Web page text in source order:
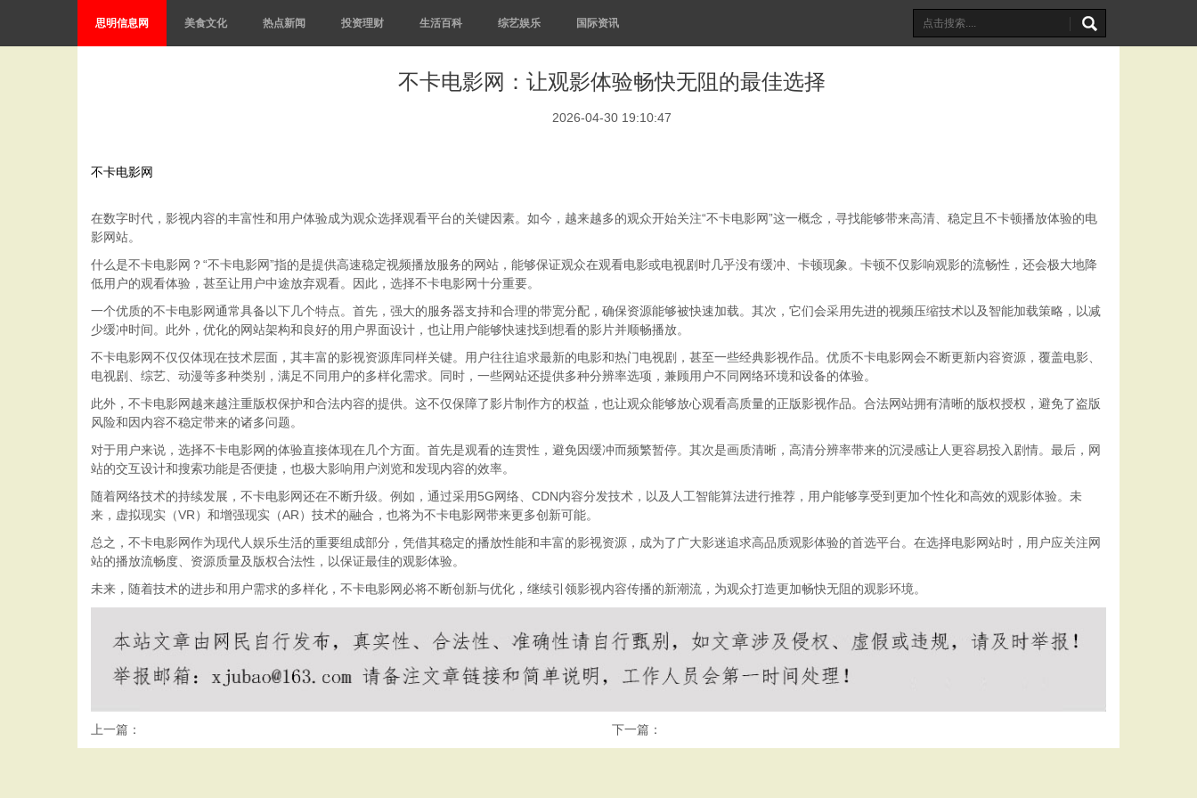
思明信息网 美食文化 热点新闻 投资理财 生活百科 综艺娱乐 国际资讯
不卡电影网：让观影体验畅快无阻的最佳选择
2026-04-30 19:10:47
不卡电影网
在数字时代，影视内容的丰富性和用户体验成为观众选择观看平台的关键因素。如今，越来越多的观众开始关注“不卡电影网”这一概念，寻找能够带来高清、稳定且不卡顿播放体验的电
影网站。
什么是不卡电影网？“不卡电影网”指的是提供高速稳定视频播放服务的网站，能够保证观众在观看电影或电视剧时几乎没有缓冲、卡顿现象。卡顿不仅影响观影的流畅性，还会极大地降
低用户的观看体验，甚至让用户中途放弃观看。因此，选择不卡电影网十分重要。
一个优质的不卡电影网通常具备以下几个特点。首先，强大的服务器支持和合理的带宽分配，确保资源能够被快速加载。其次，它们会采用先进的视频压缩技术以及智能加载策略，以减
少缓冲时间。此外，优化的网站架构和良好的用户界面设计，也让用户能够快速找到想看的影片并顺畅播放。
不卡电影网不仅仅体现在技术层面，其丰富的影视资源库同样关键。用户往往追求最新的电影和热门电视剧，甚至一些经典影视作品。优质不卡电影网会不断更新内容资源，覆盖电影、
电视剧、综艺、动漫等多种类别，满足不同用户的多样化需求。同时，一些网站还提供多种分辨率选项，兼顾用户不同网络环境和设备的体验。
此外，不卡电影网越来越注重版权保护和合法内容的提供。这不仅保障了影片制作方的权益，也让观众能够放心观看高质量的正版影视作品。合法网站拥有清晰的版权授权，避免了盗版
风险和因内容不稳定带来的诸多问题。
对于用户来说，选择不卡电影网的体验直接体现在几个方面。首先是观看的连贯性，避免因缓冲而频繁暂停。其次是画质清晰，高清分辨率带来的沉浸感让人更容易投入剧情。最后，网
站的交互设计和搜索功能是否便捷，也极大影响用户浏览和发现内容的效率。
随着网络技术的持续发展，不卡电影网还在不断升级。例如，通过采用5G网络、CDN内容分发技术，以及人工智能算法进行推荐，用户能够享受到更加个性化和高效的观影体验。未
来，虚拟现实（VR）和增强现实（AR）技术的融合，也将为不卡电影网带来更多创新可能。
总之，不卡电影网作为现代人娱乐生活的重要组成部分，凭借其稳定的播放性能和丰富的影视资源，成为了广大影迷追求高品质观影体验的首选平台。在选择电影网站时，用户应关注网
站的播放流畅度、资源质量及版权合法性，以保证最佳的观影体验。
未来，随着技术的进步和用户需求的多样化，不卡电影网必将不断创新与优化，继续引领影视内容传播的新潮流，为观众打造更加畅快无阻的观影环境。
上一篇： 下一篇：